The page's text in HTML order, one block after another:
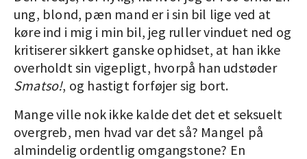
ung, blond, pæn mand er i sin bil lige ved at
køre ind i mig i min bil, jeg ruller vinduet ned og
kritiserer sikkert ganske ophidset, at han ikke
overholdt sin vigepligt, hvorpå han udstøder
Smatso!, og hastigt forføjer sig bort.
Mange ville nok ikke kalde det det et seksuelt
overgreb, men hvad var det så? Mangel på
almindelig ordentlig omgangstone? En